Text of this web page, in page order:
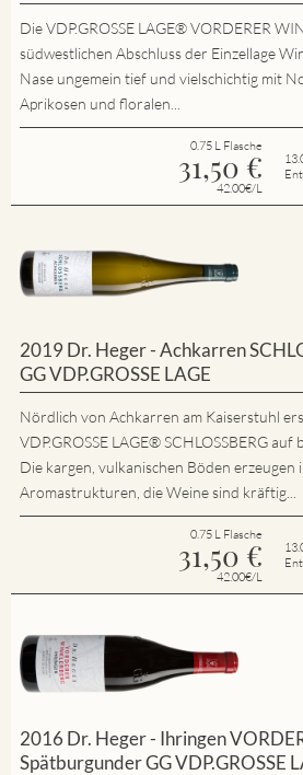
Die VDP.GROSSE LAGE® VORDERER
südwestlichen Abschluss der Einzellage
Nase ungemein tief und vielschichtig mit
Aprikosen und floralen...
0.75 L Flasche
31,50 €
42.00€/L
2019 Dr. Heger - Achkarren
GG VDP.GROSSE LAGE
Nördlich von Achkarren am Kaiserstuhl
VDP.GROSSE LAGE® SCHLOSSBERG
Die kargen, vulkanischen Böden erzeugen
Aromastrukturen, die Weine sind kräftig...
0.75 L Flasche
31,50 €
42.00€/L
2016 Dr. Heger - Ihringen
Spätburgunder GG VDP.GROSSE